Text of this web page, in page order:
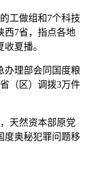
工做组和7个科技
西7省，指点各地
夏播。
理部会同国度粮
（区）调拨3万件
天然资本部原党
度奥秘犯罪问题移